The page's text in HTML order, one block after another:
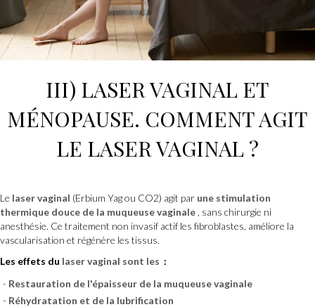
III) LASER VAGINAL ET
MÉNOPAUSE. COMMENT AGIT
LE LASER VAGINAL ?
Le laser vaginal (Erbium Yag ou CO2) agit par une stimulation
thermique douce de la muqueuse vaginale , sans chirurgie ni
anesthésie. Ce traitement non invasif actif les fibroblastes, améliore la
vascularisation et régénère les tissus.
Les effets du laser vaginal sont les :
Restauration de l'épaisseur de la muqueuse vaginale
Réhydratation et de la lubrification